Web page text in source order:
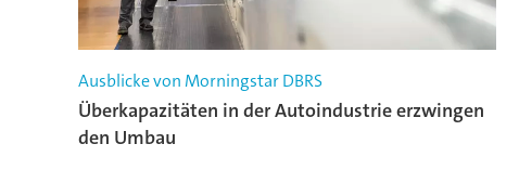
Ausblicke von Morningstar DBRS
Überkapazitäten in der Autoindustrie erzwingen
den Umbau